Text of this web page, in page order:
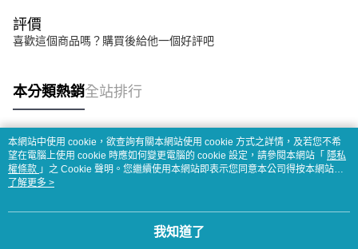
評價
喜歡這個商品嗎？購買後給他一個好評吧
本分類熱銷全站排行
熱門標籤
本網站中使用 cookie，欲查詢有關本網站使用 cookie 方式之詳情，及若您不希
望在電腦上使用 cookie 時應如何變更電腦的 cookie 設定，請參閱本網站「 隱私
權條款 」之 Cookie 聲明。您繼續使用本網站即表示您同意本公司得按本網站使
用條款之 Cookie 聲明使用 cookie。
了解更多 >
我知道了